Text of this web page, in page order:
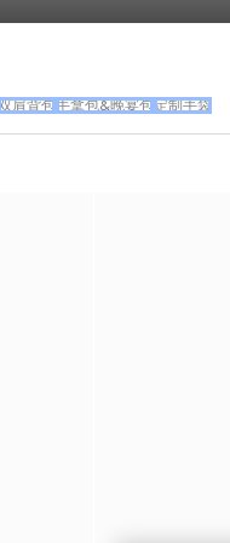
双肩背包 手拿包&晚宴包 定制手袋